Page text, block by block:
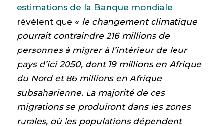
estimations de la Banque mondiale
révèlent que « le changement climatique
pourrait contraindre 216 millions de
personnes à migrer à l’intérieur de leur
pays d’ici 2050, dont 19 millions en Afrique
du Nord et 86 millions en Afrique
subsaharienne. La majorité de ces
migrations se produiront dans les zones
rurales, où les populations dépendent